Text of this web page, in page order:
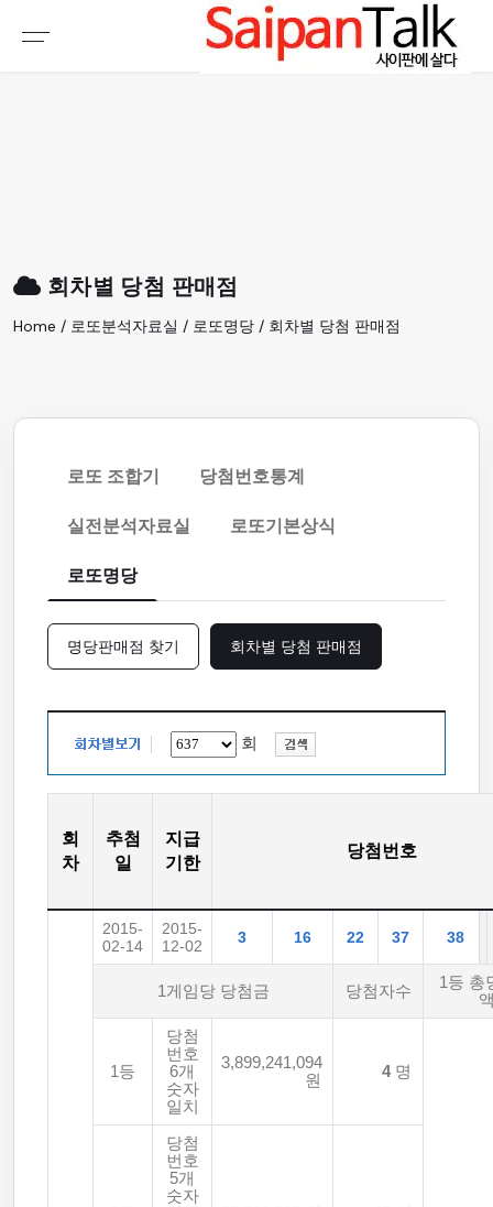
회차별 당첨 판매점
Home / 로또분석자료실 / 로또명당 / 회차별 당첨 판매점
로또 조합기
당첨번호통계
실전분석자료실
로또기본상식
로또명당
명당판매점 찾기 회차별 당첨 판매점
회
회
차
추첨
일
지급
기한
당첨번호
2015-
02-14
2015-
12-02
3 16 22 37 38
1게임당 당첨금 당첨자수
1등 총
1등
당첨
번호
6개
숫자
일치
3,899,241,094
원
4명
당첨
번호
5개
숫자
여행정보
생활정보
갤러리 & 동영상